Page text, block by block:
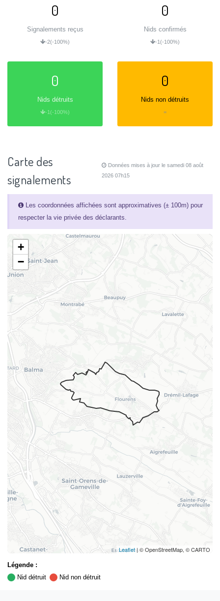
0
Signalements reçus
-2(-100%)
0
Nids confirmés
-1(-100%)
0
Nids détruits
-1(-100%)
0
Nids non détruits
=
Carte des
signalements
Données mises à jour le samedi 08 août
2026 07h15
Les coordonnées affichées sont approximatives (± 100m) pour
respecter la vie privée des déclarants.
+
−
Leaflet| © OpenStreetMap, © CARTO
Légende :
Nid détruit
Nid non détruit